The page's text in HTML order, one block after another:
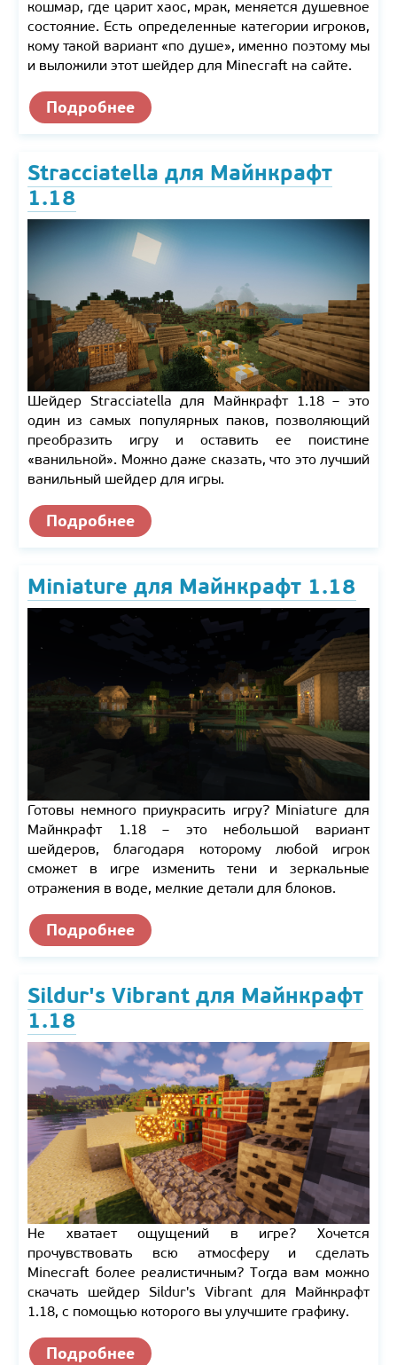
кошмар, где царит хаос, мрак, меняется душевное
состояние. Есть определенные категории игроков,
кому такой вариант «по душе», именно поэтому мы
и выложили этот шейдер для Minecraft на сайте.
Подробнее
Stracciatella для Майнкрафт
1.18
Шейдер Stracciatella для Майнкрафт 1.18 – это
один из самых популярных паков, позволяющий
преобразить игру и оставить ее поистине
«ванильной». Можно даже сказать, что это лучший
ванильный шейдер для игры.
Подробнее
Miniature для Майнкрафт 1.18
Готовы немного приукрасить игру? Miniature для
Майнкрафт 1.18 – это небольшой вариант
шейдеров, благодаря которому любой игрок
сможет в игре изменить тени и зеркальные
отражения в воде, мелкие детали для блоков.
Подробнее
Sildur's Vibrant для Майнкрафт
1.18
Не хватает ощущений в игре? Хочется
прочувствовать всю атмосферу и сделать
Minecraft более реалистичным? Тогда вам можно
скачать шейдер Sildur's Vibrant для Майнкрафт
1.18, с помощью которого вы улучшите графику.
Подробнее